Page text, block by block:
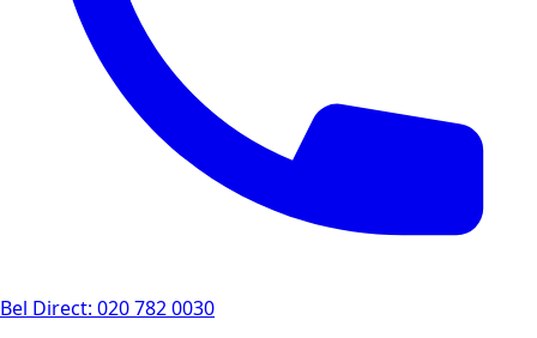
Bel Direct: 020 782 0030